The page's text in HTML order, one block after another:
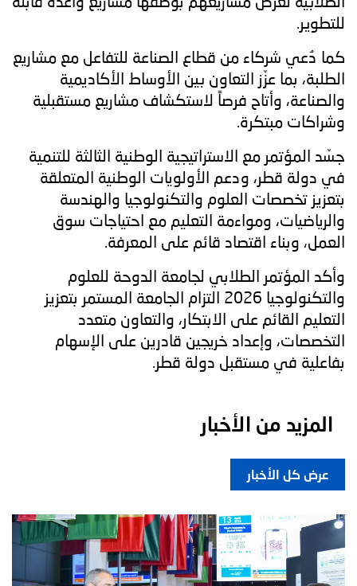
للتطوير.
كما دُعي شركاء من قطاع الصناعة للتفاعل مع مشاريع
الطلبة، بما عزّز التعاون بين الأوساط الأكاديمية
والصناعة، وأتاح فرصاً لاستكشاف مشاريع مستقبلية
وشراكات مبتكرة.
جسّد المؤتمر مع الاستراتيجية الوطنية الثالثة للتنمية
في دولة قطر، ودعم الأولويات الوطنية المتعلقة
بتعزيز تخصصات العلوم والتكنولوجيا والهندسة
والرياضيات، ومواءمة التعليم مع احتياجات سوق
العمل، وبناء اقتصاد قائم على المعرفة.
وأكد المؤتمر الطلابي لجامعة الدوحة للعلوم
والتكنولوجيا 2026 التزام الجامعة المستمر بتعزيز
التعليم القائم على الابتكار، والتعاون متعدد
التخصصات، وإعداد خريجين قادرين على الإسهام
بفاعلية في مستقبل دولة قطر.
المزيد من الأخبار
عرض كل الأخبار